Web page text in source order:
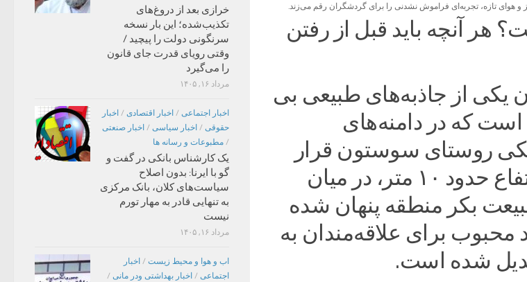
هوای تازه، تجربه‌ای فراموش نشدنی را برای گردشگران رقم می‌زند.
هر آنچه باید قبل از رفتن
یکی از جاذبه‌های طبیعی بی
که در دامنه‌های
روستای سوستون قرار
دارد. این آبشار که با ارتفاع حدود ۱۰ متر، در میان
بکر منطقه پنهان شده
محبوب برای علاقه‌مندان به
شده است.
خرازی بعد از دروغ‌های
تکذیب‌شده؛ این بار نسخه
سرنگونی دولت را پیچید /
وقتی رویای قدرت جای قانون
را می‌گیرد
مرداد ۱۶, ۱۴۰۵
اخبار اجتماعی / اخبار اقتصادی / اخبار
حقوقی / اخبار سیاسی / اخبار صنعتی
/ مطبوعات و رسانه ها
یک کارشناس بانکی در گفت و
گو با ایرنا: بدون اصلاح
سیاست‌های کلان، بانک مرکزی
به تنهایی قادر به مهار تورم
نیست
مرداد ۱۶, ۱۴۰۵
اب و هوا و محیط زیست / اخبار
اجتماعی / اخبار بهداشتی ودر مانی /